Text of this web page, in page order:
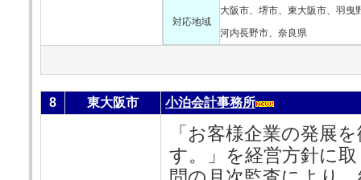
対応地域
大阪市、堺市、東大阪市、羽曳
河内長野市、奈良県
8 東大阪市 小泊会計事務所
「お客様企業の発展
す。」を経営方針に